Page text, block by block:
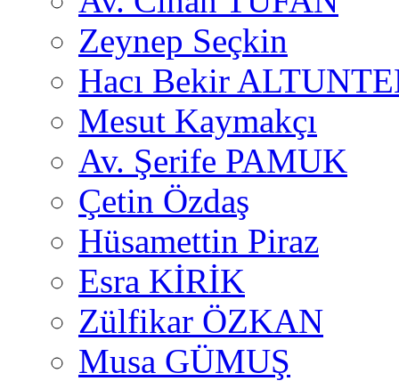
Zeynep Seçkin
Hacı Bekir
Mesut Kaymakçı
Av. Şerife PAMUK
Çetin Özdaş
Hüsamettin Piraz
Esra KİRİK
Zülfikar ÖZKAN
Musa GÜMUŞ